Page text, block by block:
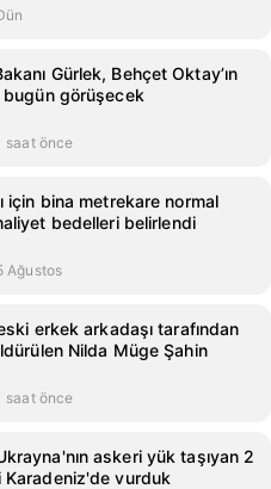
Gürlek, Behçet Oktay’ın
bugün görüşecek
saat önce
için bina metrekare normal
bedelleri belirlendi
Ağustos
erkek arkadaşı tarafından
Nilda Müge Şahin
saat önce
askeri yük taşıyan 2
Karadeniz'de vurduk